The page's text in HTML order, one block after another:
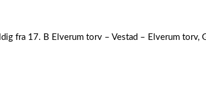
fra 17. B Elverum torv – Vestad – Elverum torv,